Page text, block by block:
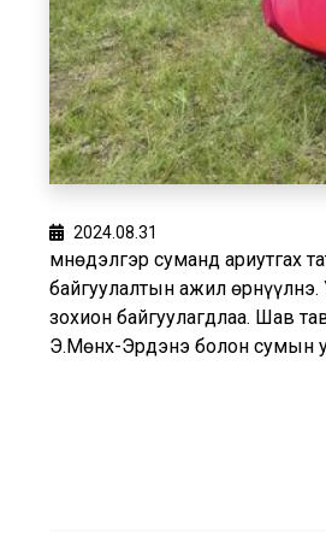
2024.08.31
Өмнөдэлгэр суманд ариутгах
байгуулалтын ажил
зохион байгуулагдлаа. Шав
Э.Мөнх-Эрдэнэ болон сумын